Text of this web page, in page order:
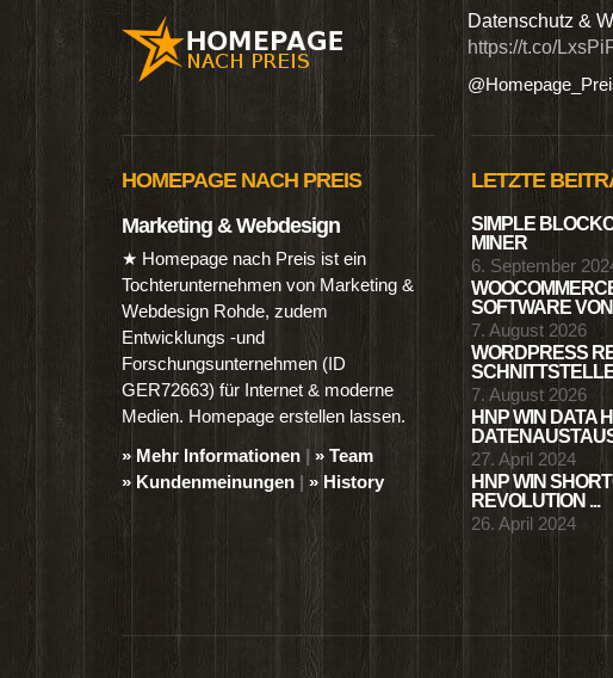
Produkten wie Ebooks & DVDs.… Datenschutz &
https://t.co/
HOMEPAGE NACH PREIS
Marketing & Webdesign
★ Homepage nach Preis ist ein
Tochterunternehmen von Marketing &
Webdesign Rohde, zudem
Entwicklungs -und
Forschungsunternehmen (ID
GER72663) für Internet & moderne
Medien. Homepage erstellen lassen.
» Mehr Informationen | » Team
» Kundenmeinungen | » History
LETZTE
SIMPLE
MINER
6. September
SOFTWARE VON
7. August 2026
WORDPRESS
7. August 2026
HNP WIN DATA
27. April 2024
HNP WIN
REVOLUTION ...
26. April 2024